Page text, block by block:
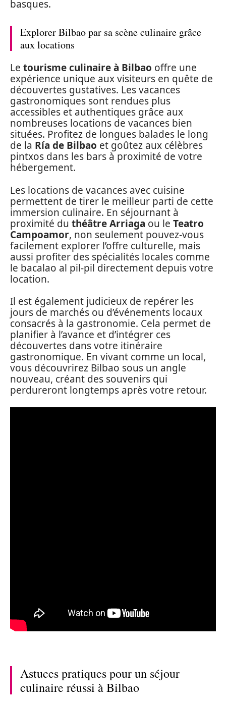
basques.
Explorer Bilbao par sa scène culinaire grâce
aux locations
Le tourisme culinaire à Bilbao offre une
expérience unique aux visiteurs en quête de
découvertes gustatives. Les vacances
gastronomiques sont rendues plus
accessibles et authentiques grâce aux
nombreuses locations de vacances bien
situées. Profitez de longues balades le long
de la Ría de Bilbao et goûtez aux célèbres
pintxos dans les bars à proximité de votre
hébergement.
Les locations de vacances avec cuisine
permettent de tirer le meilleur parti de cette
immersion culinaire. En séjournant à
proximité du théâtre Arriaga ou le Teatro
Campoamor, non seulement pouvez-vous
facilement explorer l’offre culturelle, mais
aussi profiter des spécialités locales comme
le bacalao al pil-pil directement depuis votre
location.
Il est également judicieux de repérer les
jours de marchés ou d’événements locaux
consacrés à la gastronomie. Cela permet de
planifier à l’avance et d’intégrer ces
découvertes dans votre itinéraire
gastronomique. En vivant comme un local,
vous découvrirez Bilbao sous un angle
nouveau, créant des souvenirs qui
perdureront longtemps après votre retour.
Astuces pratiques pour un séjour
culinaire réussi à Bilbao